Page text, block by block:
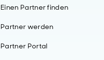
Einen Partner finden
Partner werden
Partner Portal